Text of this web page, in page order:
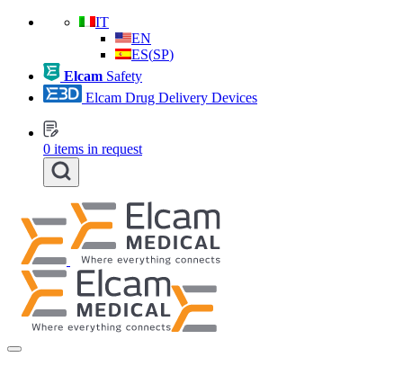
IT
EN
ES(SP)
Elcam Safety
Elcam Drug Delivery Devices
0 items in request